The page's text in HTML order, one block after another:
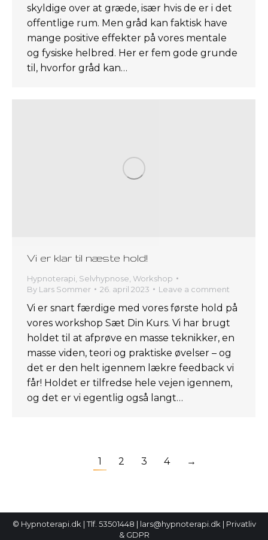
skyldige over at græde, især hvis de er i det
offentlige rum. Men gråd kan faktisk have
mange positive effekter på vores mentale
og fysiske helbred. Her er fem gode grunde
til, hvorfor gråd kan…
Vi er klar til næste hold!
Hypnoterapi Selvhypnose Workshop
By Lars Sommer 26. april 2023 Leave a comment
Vi er snart færdige med vores første hold på
vores workshop Sæt Din Kurs. Vi har brugt
holdet til at afprøve en masse teknikker, en
masse viden, teori og praktiske øvelser – og
det er den helt igennem lækre feedback vi
får! Holdet er tilfredse hele vejen igennem,
og det er vi egentlig også langt…
1 2 3 4 →
© Hypnoterapi.dk | Tlf. 53501448 | lars@hypnoterapi.dk | Privatliv
& GDPR